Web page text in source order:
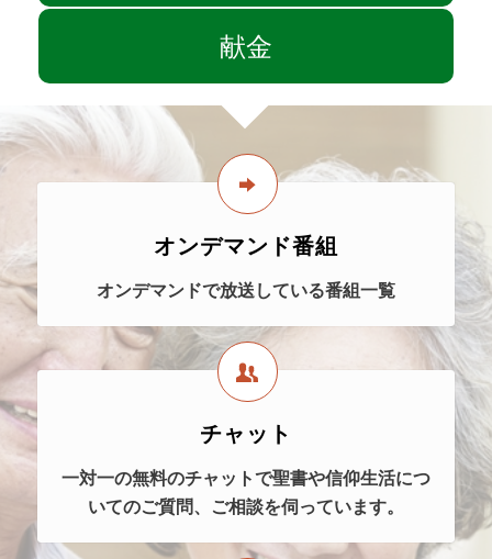
献金
オンデマンド番組
オンデマンドで放送している番組一覧
チャット
一対一の無料のチャットで聖書や信仰生活につ
いてのご質問、ご相談を伺っています。